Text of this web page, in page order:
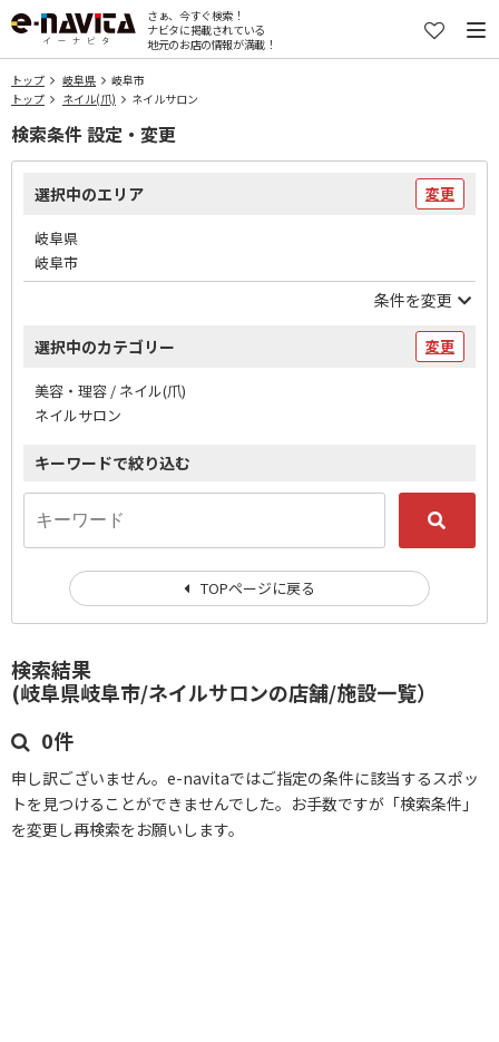
さぁ、今すぐ検索！
ナビタに掲載されている
地元のお店の情報が満載！
トップ 岐阜県
岐阜市
トップ
ネイル(爪) ネイルサロン
検索結果
(岐阜県岐阜市/ネイルサロンの店舗/施設一覧）
0件
申し訳ございません。e-navitaではご指定の条件に該当するスポッ
トを見つけることができませんでした。お手数ですが「検索条件」
を変更し再検索をお願いします。
検索条件 設定・変更
選択中のエリア 変更
岐阜県
岐阜市
条件を変更
選択中のカテゴリー 変更
美容・理容 / ネイル(爪)
ネイルサロン
キーワードで絞り込む
TOPページに戻る